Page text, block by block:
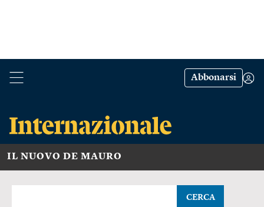
Abbonarsi
IL NUOVO DE MAURO
CERCA